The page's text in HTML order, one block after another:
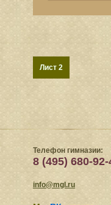
Лист 2
Телефон гимназии:
8 (495) 680-92-
info@mgl.ru